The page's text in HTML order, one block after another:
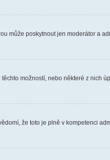
může poskytnout jen moderátor a
možností, nebo některé z nich
že toto je plně v kompetenci